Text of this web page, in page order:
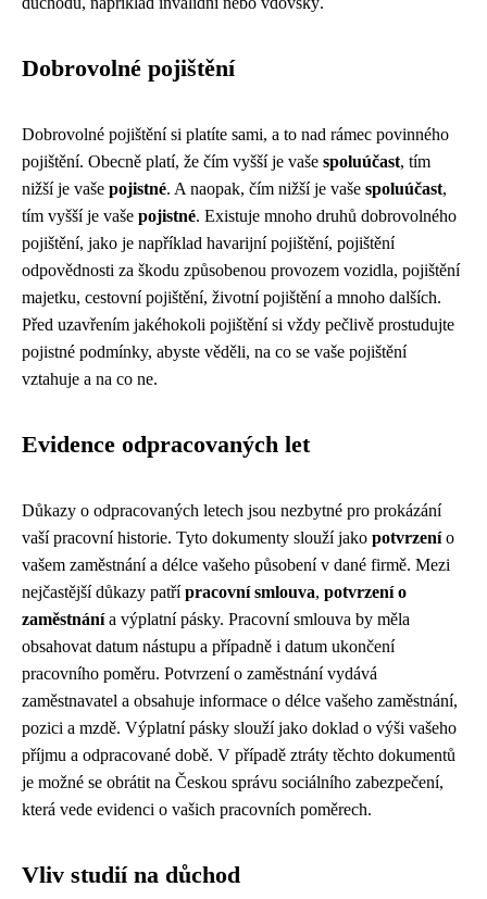
Dobrovolné pojištění
Dobrovolné pojištění si platíte sami, a to nad rámec povinného
pojištění. Obecně platí, že čím vyšší je vaše spoluúčast, tím
nižší je vaše pojistné. A naopak, čím nižší je vaše spoluúčast,
tím vyšší je vaše pojistné. Existuje mnoho druhů dobrovolného
pojištění, jako je například havarijní pojištění, pojištění
odpovědnosti za škodu způsobenou provozem vozidla, pojištění
majetku, cestovní pojištění, životní pojištění a mnoho dalších.
Před uzavřením jakéhokoli pojištění si vždy pečlivě prostudujte
pojistné podmínky, abyste věděli, na co se vaše pojištění
vztahuje a na co ne.
Evidence odpracovaných let
Důkazy o odpracovaných letech jsou nezbytné pro prokázání
vaší pracovní historie. Tyto dokumenty slouží jako potvrzenío
vašem zaměstnání a délce vašeho působení v dané firmě. Mezi
nejčastější důkazy patřípracovní smlouva, potvrzení o
zaměstnánía výplatní pásky. Pracovní smlouva by měla
obsahovat datum nástupu a případně i datum ukončení
pracovního poměru. Potvrzení o zaměstnání vydává
zaměstnavatel a obsahuje informace o délce vašeho zaměstnání,
pozici a mzdě. Výplatní pásky slouží jako doklad o výši vašeho
příjmu a odpracované době. V případě ztráty těchto dokumentů
je možné se obrátit na Českou správu sociálního zabezpečení,
která vede evidenci o vašich pracovních poměrech.
Vliv studií na důchod